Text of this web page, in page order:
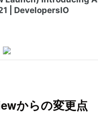
からの変更点